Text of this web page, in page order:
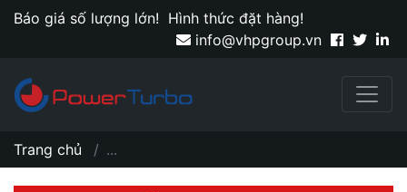
Báo giá số lượng lớn! Hình thức đặt hàng!
info@vhpgroup.vn
Trang chủ ...